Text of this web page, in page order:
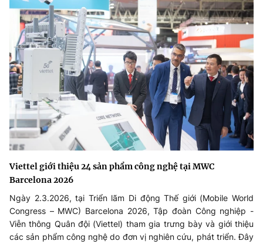
Viettel giới thiệu 24 sản phẩm công nghệ tại MWC
Barcelona 2026
Ngày 2.3.2026, tại Triển lãm Di động Thế giới (Mobile World
Congress – MWC) Barcelona 2026, Tập đoàn Công nghiệp -
Viễn thông Quân đội (Viettel) tham gia trưng bày và giới thiệu
các sản phẩm công nghệ do đơn vị nghiên cứu, phát triển. Đây